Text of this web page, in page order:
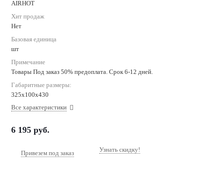
AIRHOT
Хит продаж
Нет
Базовая единица
шт
Примечание
Товары Под заказ 50% предоплата. Срок 6-12 дней.
Габаритные размеры:
325x100x430
Все характеристики
6 195 руб.
Привезем под заказ Узнать скидку!